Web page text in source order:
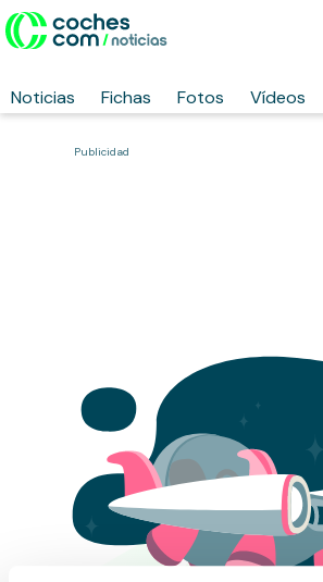
Noticias Fichas Fotos Vídeos
Publicidad